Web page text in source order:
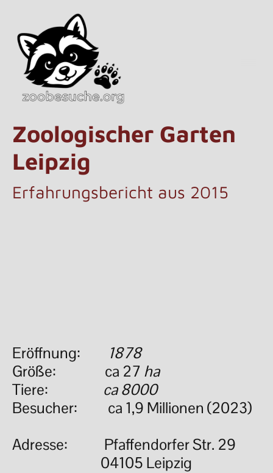
Zoologischer Garten
Leipzig
Erfahrungsbericht aus 2015
Eröffnung:
1878
Größe: ca 27 ha
Tiere: ca 8000
​Besucher: ca 1,9 Millionen (2023)
Adresse:
Pfaffendorfer Str. 29
04105 Leipzig